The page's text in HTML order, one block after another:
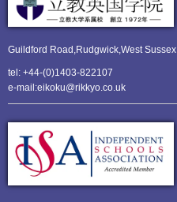
Guildford Road,Rudgwick,West
tel: +44-(0)1403-822107
e-mail:eikoku@rikkyo.co.uk